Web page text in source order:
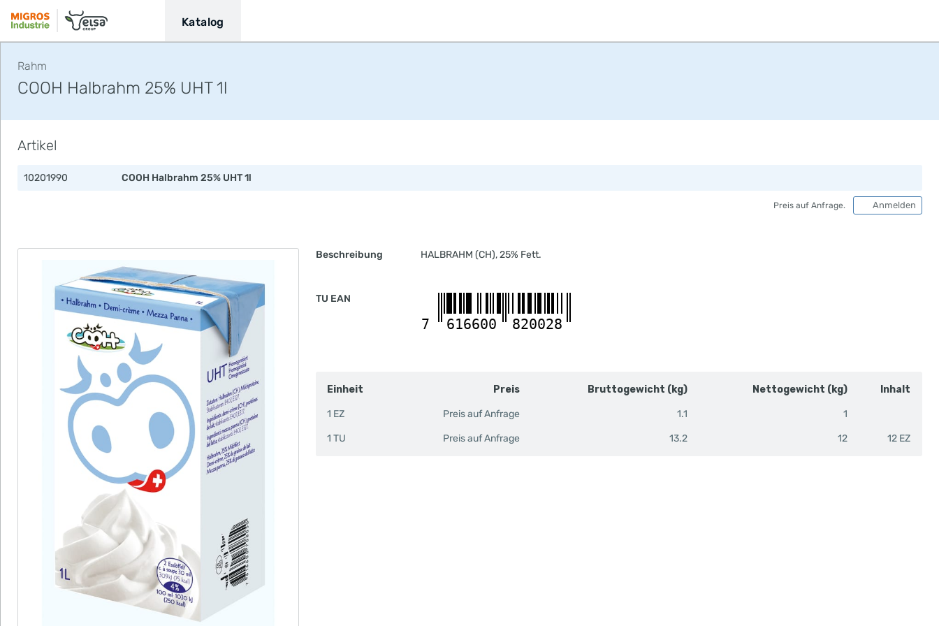
Katalog
Rahm
COOH Halbrahm 25% UHT 1l
Artikel
10201990 COOH Halbrahm 25% UHT 1l
Preis auf Anfrage. Anmelden
Beschreibung HALBRAHM (CH), 25% Fett.
TU EAN
7 616600 820028
Einheit Preis Bruttogewicht (kg) Nettogewicht (kg) Inhalt
1 EZ Preis auf Anfrage 1.1 1
1 TU Preis auf Anfrage 13.2 12 12 EZ